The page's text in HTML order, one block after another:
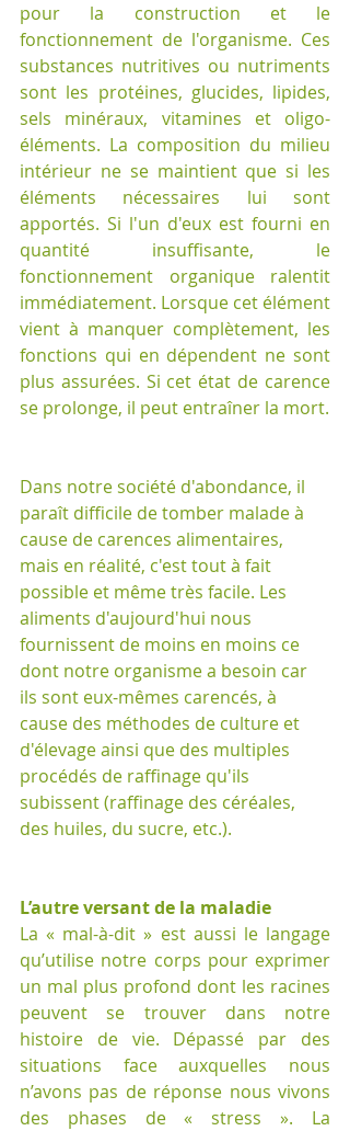
pour la construction et le
fonctionnement de l'organisme. Ces
substances nutritives ou nutriments
sont les protéines, glucides, lipides,
sels minéraux, vitamines et oligo-
éléments. La composition du milieu
intérieur ne se maintient que si les
éléments nécessaires lui sont
apportés. Si l'un d'eux est fourni en
quantité insuffisante, le
fonctionnement organique ralentit
immédiatement. Lorsque cet élément
vient à manquer complètement, les
fonctions qui en dépendent ne sont
plus assurées. Si cet état de carence
se prolonge, il peut entraîner la mort.
Dans notre société d'abondance, il
paraît difficile de tomber malade à
cause de carences alimentaires,
mais en réalité, c'est tout à fait
possible et même très facile. Les
aliments d'aujourd'hui nous
fournissent de moins en moins ce
dont notre organisme a besoin car
ils sont eux-mêmes carencés, à
cause des méthodes de culture et
d'élevage ainsi que des multiples
procédés de raffinage qu'ils
subissent (raffinage des céréales,
des huiles, du sucre, etc.).
L’autre versant de la maladie
La « mal-à-dit » est aussi le langage
qu’utilise notre corps pour exprimer
un mal plus profond dont les racines
peuvent se trouver dans notre
histoire de vie. Dépassé par des
situations face auxquelles nous
n’avons pas de réponse nous vivons
des phases de « stress ». La